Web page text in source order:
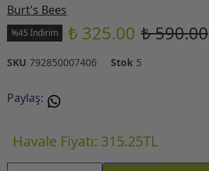
Burt's Bees
%45 İndirim ₺ 325.00 ₺ 590.00
SKU 792850007406 Stok 5
Paylaş:
Havale Fiyatı: 315.25TL